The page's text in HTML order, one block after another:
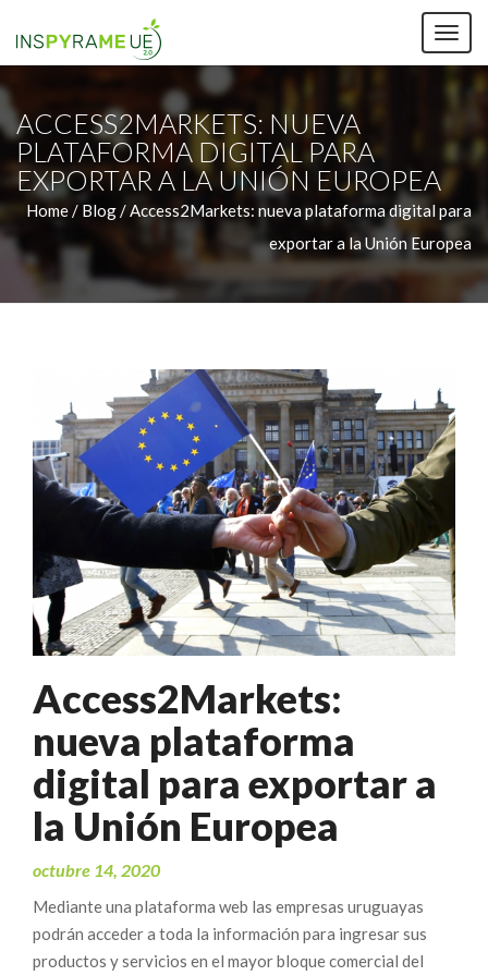
ACCESS2MARKETS: NUEVA
PLATAFORMA DIGITAL PARA
EXPORTAR A LA UNIÓN EUROPEA
Home / Blog / Access2Markets: nueva plataforma digital para
exportar a la Unión Europea
Access2Markets:
nueva plataforma
digital para exportar a
la Unión Europea
octubre 14, 2020
Mediante una plataforma web las empresas uruguayas
podrán acceder a toda la información para ingresar sus
productos y servicios en el mayor bloque comercial del